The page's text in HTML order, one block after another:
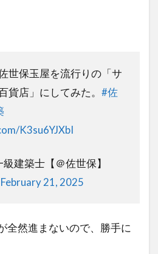
世保玉屋を流行りの「サ
貨店」にしてみた。 #佐
K3su6YJXbI
建築士【＠佐世保】
February 21, 2025
全然進まないので、勝手に